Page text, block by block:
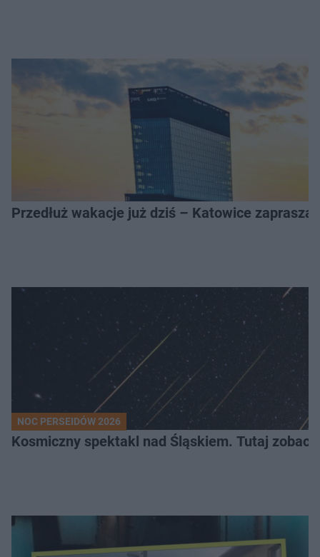
Przedłuż wakacje już dziś – Katowice
NOC PERSEIDÓW 2026
Kosmiczny spektakl nad Śląskiem. Tutaj